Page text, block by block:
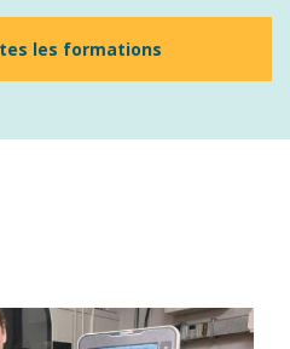
les formations